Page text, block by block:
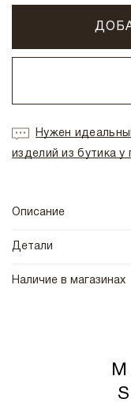
Нужен
изделий из бутика
Описание
Детали
Наличие в магазинах